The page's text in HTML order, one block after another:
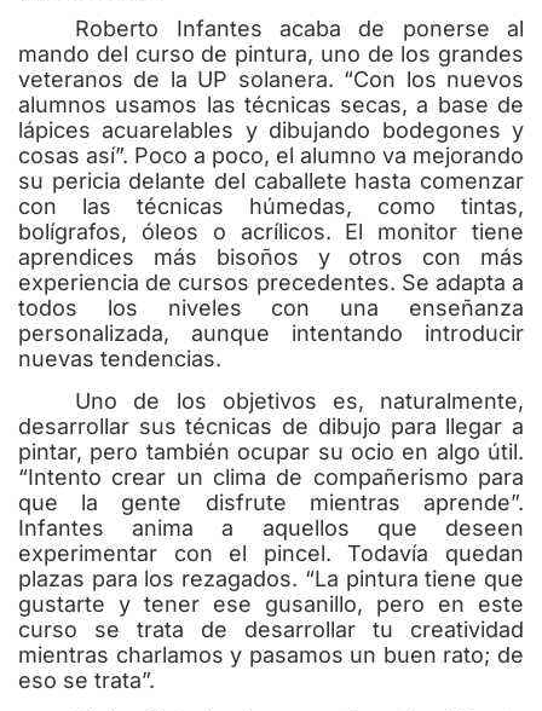
Roberto Infantes acaba de ponerse al
mando del curso de pintura, uno de los grandes
veteranos de la UP solanera. “Con los nuevos
alumnos usamos las técnicas secas, a base de
lápices acuarelables y dibujando bodegones y
cosas así”. Poco a poco, el alumno va mejorando
su pericia delante del caballete hasta comenzar
con las técnicas húmedas, como tintas,
bolígrafos, óleos o acrílicos. El monitor tiene
aprendices más bisoños y otros con más
experiencia de cursos precedentes. Se adapta a
todos los niveles con una enseñanza
personalizada, aunque intentando introducir
nuevas tendencias.
Uno de los objetivos es, naturalmente,
desarrollar sus técnicas de dibujo para llegar a
pintar, pero también ocupar su ocio en algo útil.
“Intento crear un clima de compañerismo para
que la gente disfrute mientras aprende”.
Infantes anima a aquellos que deseen
experimentar con el pincel. Todavía quedan
plazas para los rezagados. “La pintura tiene que
gustarte y tener ese gusanillo, pero en este
curso se trata de desarrollar tu creatividad
mientras charlamos y pasamos un buen rato; de
eso se trata”.